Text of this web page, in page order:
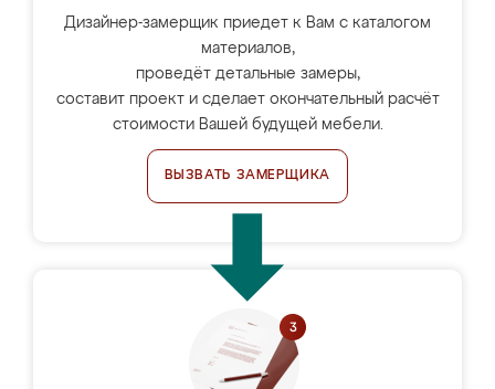
Дизайнер-замерщик приедет к Вам с каталогом
материалов,
проведёт детальные замеры,
составит проект и сделает окончательный расчёт
стоимости Вашей будущей мебели.
ВЫЗВАТЬ ЗАМЕРЩИКА